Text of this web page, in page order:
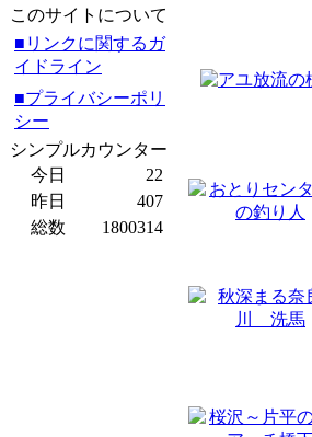
このサイトについて
■リンクに関するガ
イドライン
■プライバシーポリ
シー
シンプルカウンター
今日
22
昨日
407
総数
1800314